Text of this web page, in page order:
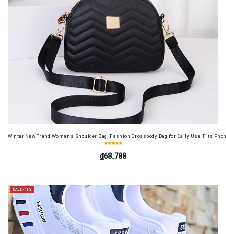
Winter New Trend Women's Shoulder Bag, Fashion Crossbody Bag for Daily Use, Fits
₫68.788
SALE -41%